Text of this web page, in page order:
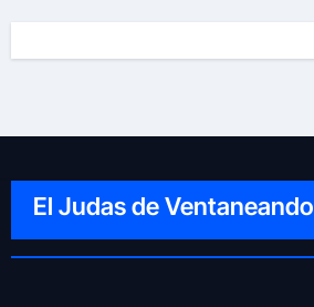
El Judas de Ventaneando